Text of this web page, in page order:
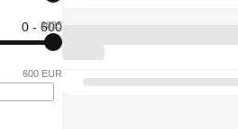
2025
0 - 600
600 EUR